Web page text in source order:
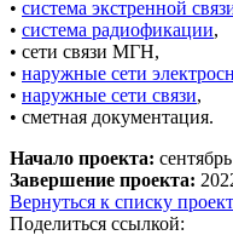
• система экстренной
• система радиофикации,
• сети связи МГН,
• наружные сети
• наружные сети связи,
• сметная документация.
Начало проекта:
Завершение проекта:
Вернуться к списку
Поделиться ссылкой: